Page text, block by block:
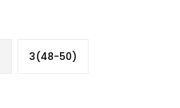
3(48-50)